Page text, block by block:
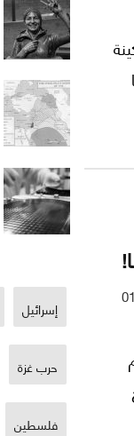
إسرائيل
حرب غزة
فلسطين